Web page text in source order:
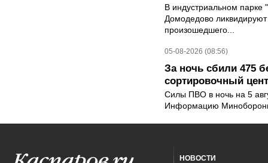
В индустриальном
Домодедово
произошедшего...
05-08-2026 (08:56)
За ночь сбили 475
сортировочный
Силы ПВО в ночь на 5
Информацию
НОВОСТИ